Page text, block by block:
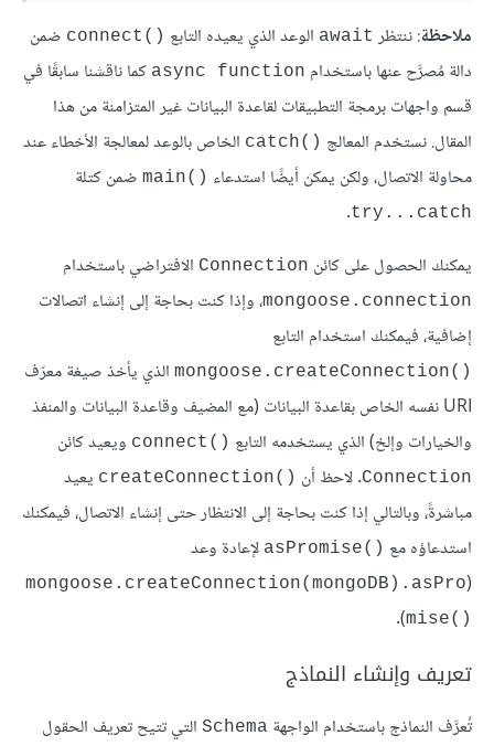
ملاحظة: ننتظر await الوعد الذي يعيده التابع connect()‎ ضمن
دالة مُصرَّح عنها باستخدام async function كما ناقشنا سابقًا في
قسم واجهات برمجة التطبيقات لقاعدة البيانات غير المتزامنة من هذا
المقال. نستخدم المعالج catch()‎ الخاص بالوعد لمعالجة الأخطاء عند
محاولة الاتصال، ولكن يمكن أيضًا استدعاء main()‎ ضمن كتلة
try...catch
.
يمكنك الحصول على كائن Connection الافتراضي باستخدام
mongoose.connection، وإذا كنت بحاجة إلى إنشاء اتصالات
إضافية، فيمكنك استخدام التابع
mongoose.createConnection()‎ الذي يأخذ صيغة معرّف
URI نفسه الخاص بقاعدة البيانات (مع المضيف وقاعدة البيانات والمنفذ
والخيارات وإلخ) الذي يستخدمه التابع connect()‎ ويعيد كائن
Connection. لاحظ أن createConnection()‎ يعيد
مباشرةً، وبالتالي إذا كنت بحاجة إلى الانتظار حتى إنشاء الاتصال، فيمكنك
استدعاؤه مع asPromise()‎ لإعادة وعد
(
mongoose.createConnection(mongoDB).asPro
mise()‎
).
تعريف وإنشاء النماذج
تُعرَّف النماذج باستخدام الواجهة Schema التي تتيح تعريف الحقول